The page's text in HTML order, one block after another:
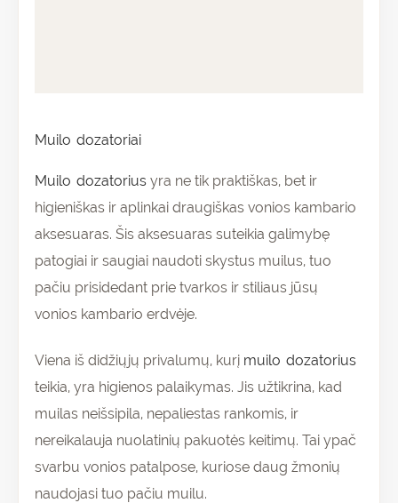
Muilo dozatoriai
Muilo dozatorius yra ne tik praktiškas, bet ir
higieniškas ir aplinkai draugiškas vonios kambario
aksesuaras. Šis aksesuaras suteikia galimybę
patogiai ir saugiai naudoti skystus muilus, tuo
pačiu prisidedant prie tvarkos ir stiliaus jūsų
vonios kambario erdvėje.
Viena iš didžiųjų privalumų, kurį muilo dozatorius
teikia, yra higienos palaikymas. Jis užtikrina, kad
muilas neišsipila, nepaliestas rankomis, ir
nereikalauja nuolatinių pakuotės keitimų. Tai ypač
svarbu vonios patalpose, kuriose daug žmonių
naudojasi tuo pačiu muilu.